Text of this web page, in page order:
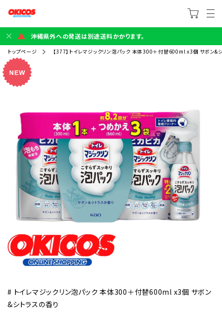
沖縄県外への発送は別途送料かかります。
トップページ 【377】トイレマジックリン泡パック 本体300＋付替600ml x3個 サボン&
# トイレマジックリン泡パック 本体300＋付替600ml x3個 サボン
&シトラスの香り